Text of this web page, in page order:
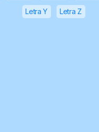
Letra Y Letra Z